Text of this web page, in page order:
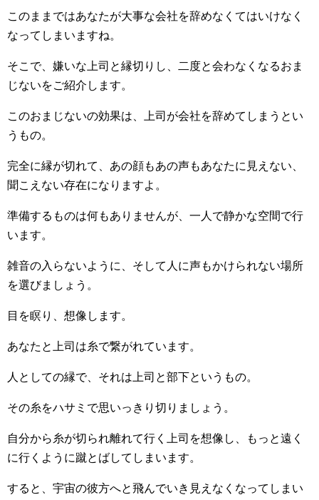
このままではあなたが大事な会社を辞めなくてはいけなく
なってしまいますね。
そこで、嫌いな上司と縁切りし、二度と会わなくなるおま
じないをご紹介します。
このおまじないの効果は、上司が会社を辞めてしまうとい
うもの。
完全に縁が切れて、あの顔もあの声もあなたに見えない、
聞こえない存在になりますよ。
準備するものは何もありませんが、一人で静かな空間で行
います。
雑音の入らないように、そして人に声もかけられない場所
を選びましょう。
目を瞑り、想像します。
あなたと上司は糸で繋がれています。
人としての縁で、それは上司と部下というもの。
その糸をハサミで思いっきり切りましょう。
自分から糸が切られ離れて行く上司を想像し、もっと遠く
に行くように蹴とばしてしまいます。
すると、宇宙の彼方へと飛んでいき見えなくなってしまい